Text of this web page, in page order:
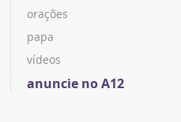
orações
papa
vídeos
anuncie no A12